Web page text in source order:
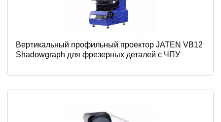
Вертикальный профильный проектор JATEN VB12
Shadowgraph для фрезерных деталей с ЧПУ